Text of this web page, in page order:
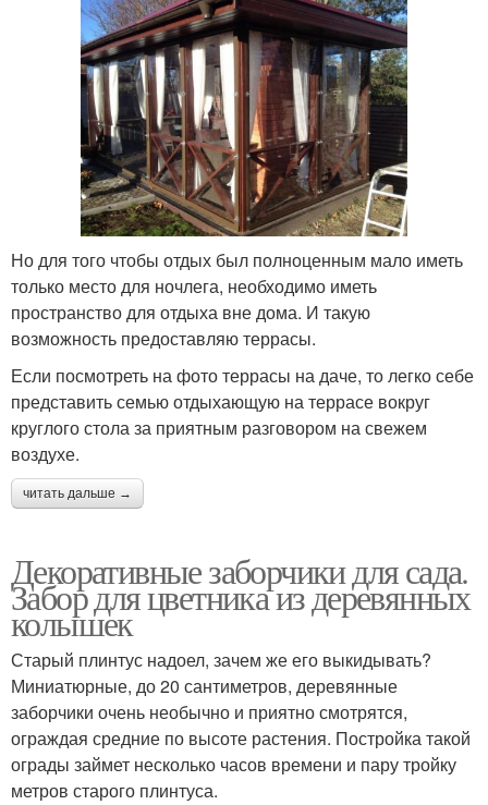
Но для того чтобы отдых был полноценным мало иметь
только место для ночлега, необходимо иметь
пространство для отдыха вне дома. И такую
возможность предоставляю террасы.
Если посмотреть на фото террасы на даче, то легко себе
представить семью отдыхающую на террасе вокруг
круглого стола за приятным разговором на свежем
воздухе.
читать дальше →
Декоративные заборчики для сада.
Забор для цветника из деревянных
колышек
Старый плинтус надоел, зачем же его выкидывать?
Миниатюрные, до 20 сантиметров, деревянные
заборчики очень необычно и приятно смотрятся,
ограждая средние по высоте растения. Постройка такой
ограды займет несколько часов времени и пару тройку
метров старого плинтуса.